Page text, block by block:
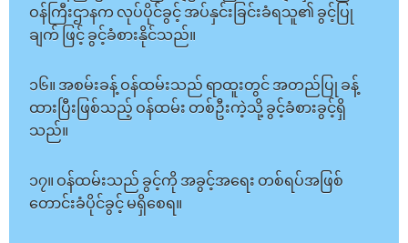
ဝန်ကြီးဌာနက လုပ်ပိုင်ခွင့် အပ်နှင်းခြင်းခံရသူ၏ ခွင့်ပြု
ချက် ဖြင့် ခွင့်ခံစားနိုင်သည်။
၁၆။ အစမ်းခန့် ဝန်ထမ်းသည် ရာထူးတွင် အတည်ပြု ခန့်
ထားပြီးဖြစ်သည့် ဝန်ထမ်း တစ်ဦးကဲ့သို့ ခွင့်ခံစားခွင့်ရှိ
သည်။
၁၇။ ဝန်ထမ်းသည် ခွင့်ကို အခွင့်အရေး တစ်ရပ်အဖြစ်
တောင်းခံပိုင်ခွင့် မရှိစေရ။